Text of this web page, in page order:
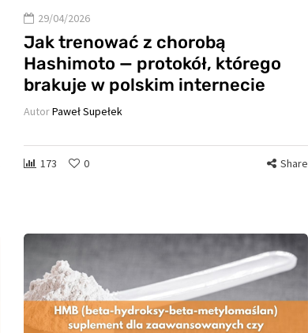
29/04/2026
Jak trenować z chorobą
Hashimoto — protokół, którego
brakuje w polskim internecie
AutorPaweł Supełek
173 0 Share